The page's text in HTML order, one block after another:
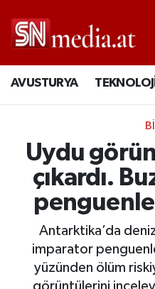
AVUSTURYA TEKNOLOJİ
Uydu
çıkardı.
Antarktika’da
imparator
yüzünden ölüm
görüntülerini